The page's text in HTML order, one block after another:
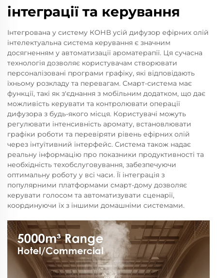
інтеграції та керування
Інтегрована у систему КОНВ усій дифузор ефірних олій
інтелектуальна система керування є значним
досягненням у автоматизації ароматерапії. Ця сучасна
технологія дозволяє користувачам створювати
персоналізовані програми графіку, які відповідають
їхньому розкладу та перевагам. Смарт-система має
функції, такі як з'єднання з мобільним додатком, що дає
можливість керувати та контролювати операції
дифузора з будь-якого місця. Користувачі можуть
регулювати інтенсивність аромату, встановлювати
графіки роботи та перевіряти рівень ефірних олій
через інтуїтивний інтерфейс. Система також надає
реальну інформацію про показники продуктивності та
необхідність техобслуговування, забезпечуючи
оптимальну роботу у всі часи. Її інтеграція з
популярними платформами смарт-дому дозволяє
керувати голосом та автоматизувати сценарії,
координуючи їх з іншими домашніми системами.